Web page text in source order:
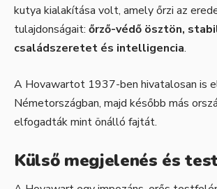
kutya kialakítása volt, amely őrzi az
tulajdonságait: őrző-védő ösztön,
családszeretet és intelligencia.
A Hovawartot 1937-ben hivatalosan is
Németországban, majd később más
elfogadták mint önálló fajtát.
Külső megjelenés és